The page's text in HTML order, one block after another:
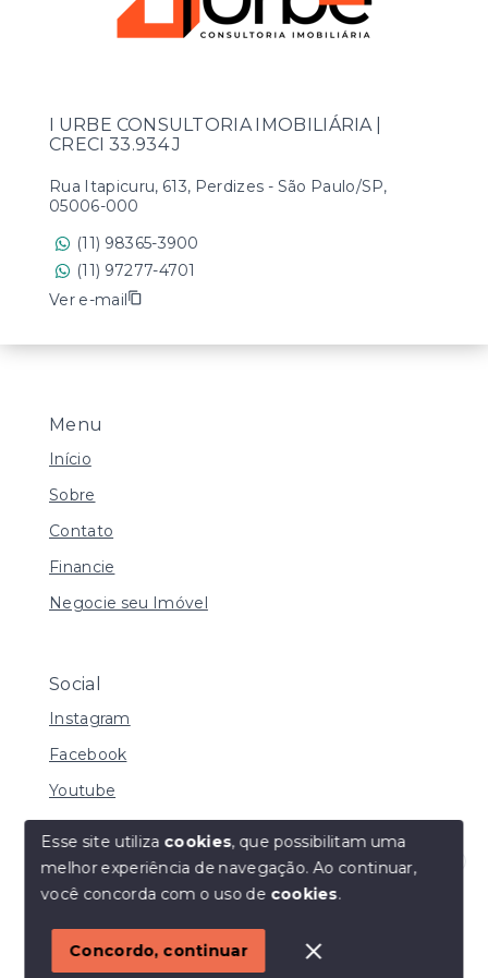
Olá! Estamos disponíveis para te ajudar.
Menu
Início
Sobre
Contato
Financie
Negocie seu Imóvel
Social
Instagram
Facebook
Youtube
© Copyright 2026 - I URBE CONSULTORIA
IMOBILIÁRIA | CRECI 33.934 J - Todos os direitos
SITE PARA IMOBILIARIA
I URBE CONSULTORIA IMOBILIÁRIA |
CRECI 33.934 J
Rua Itapicuru, 613, Perdizes - São Paulo/SP,
05006-000
(11) 98365-3900
(11) 97277-4701
Ver e-mail
Esse site utiliza cookies, que possibilitam uma
melhor experiência de navegação.Ao continuar,
você concorda com o uso de cookies.
Concordo, continuar